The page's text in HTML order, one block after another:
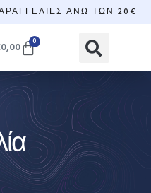
ΆΝΩ ΤΩΝ 20€
0,00 0